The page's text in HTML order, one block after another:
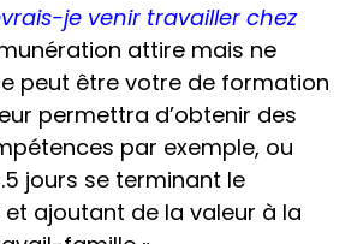
je venir travailler chez
attire mais ne
peut être votre de formation
permettra d’obtenir des
par exemple, ou
jours se terminant le
ajoutant de la valeur à la